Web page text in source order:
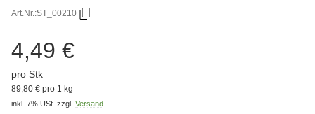
Art.Nr.:ST_00210
4,49 €
pro Stk
89,80 € pro 1 kg
inkl. 7% USt. zzgl. Versand